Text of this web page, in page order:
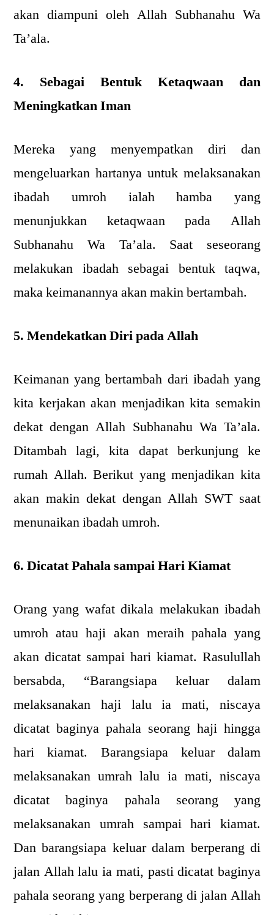
akan diampuni oleh Allah Subhanahu Wa
Ta’ala.
4. Sebagai Bentuk Ketaqwaan dan
Meningkatkan Iman
Mereka yang menyempatkan diri dan
mengeluarkan hartanya untuk melaksanakan
ibadah umroh ialah hamba yang
menunjukkan ketaqwaan pada Allah
Subhanahu Wa Ta’ala. Saat seseorang
melakukan ibadah sebagai bentuk taqwa,
maka keimanannya akan makin bertambah.
5. Mendekatkan Diri pada Allah
Keimanan yang bertambah dari ibadah yang
kita kerjakan akan menjadikan kita semakin
dekat dengan Allah Subhanahu Wa Ta’ala.
Ditambah lagi, kita dapat berkunjung ke
rumah Allah. Berikut yang menjadikan kita
akan makin dekat dengan Allah SWT saat
menunaikan ibadah umroh.
6. Dicatat Pahala sampai Hari Kiamat
Orang yang wafat dikala melakukan ibadah
umroh atau haji akan meraih pahala yang
akan dicatat sampai hari kiamat. Rasulullah
bersabda, “Barangsiapa keluar dalam
melaksanakan haji lalu ia mati, niscaya
dicatat baginya pahala seorang haji hingga
hari kiamat. Barangsiapa keluar dalam
melaksanakan umrah lalu ia mati, niscaya
dicatat baginya pahala seorang yang
melaksanakan umrah sampai hari kiamat.
Dan barangsiapa keluar dalam berperang di
jalan Allah lalu ia mati, pasti dicatat baginya
pahala seorang yang berperang di jalan Allah